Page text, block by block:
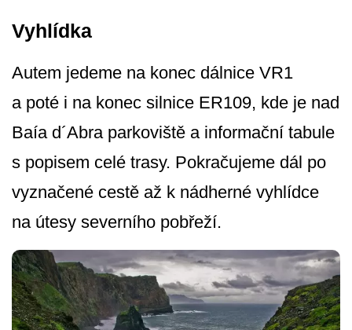
Vyhlídka
Autem jedeme na konec dálnice VR1
a poté i na konec silnice ER109, kde je nad
Baía d´Abra parkoviště a informační tabule
s popisem celé trasy. Pokračujeme dál po
vyznačené cestě až k nádherné vyhlídce
na útesy severního pobřeží.